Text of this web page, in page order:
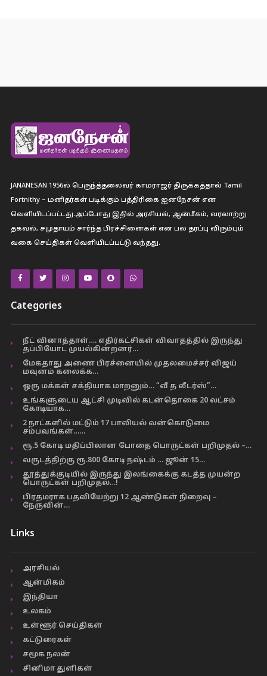
JANANESAN 1956ல் பெருந்த்தலைவர் காமராஜர் திருக்கத்தால் Tamil
Fortnithy – மனிதர்கள் படிக்கும் பத்திரிகை ஐனநேசன் என
வெளியிடப்பட்டது.அப்போது இதில் அரசியல், ஆன்மீகம், வரலாற்று
தகவல், சமுதாயம் சார்ந்த பிரச்சினைகள் என பல தரப்பு விரும்பும்
வகை செய்திகள் வெளியிடப்பட்டு வந்தது.
Categories
நீட் வினாத்தாள்…. எதிர்கட்சிகள் விவாதத்தில் இருந்து
தப்பியோட முயல்கின்றனர்…
மேகதாது அணை பிரச்னையில் முதலமைச்சர் விஜய்
மவுனம் கலைக்க…
ஒரு மக்கள் சக்தியாக மாறனும்… “வீ த லீடர்ஸ்”…
உங்களுடைய ஆட்சி முடிவில் கடன்தொகை 20 லட்சம்
கோடியாக…
2 நாட்களில் மட்டும் 17 பாலியல் வன்கொடுமை
சம்பவங்கள்……
ரூ.5 கோடி மதிப்பிலான போதை பொருட்கள் பறிமுதல் –…
வருடத்திற்கு ரூ.800 கோடி நஷ்டம் … ஜூன் 15…
தூத்துக்குடியில் இருந்து இலங்கைக்கு கடத்த முயன்ற
பொருட்கள் பறிமுதல்…!
பிரதமராக பதவியேற்று 12 ஆண்டுகள் நிறைவு –
நேருவின்…
Links
அரசியல்
ஆன்மிகம்
இந்தியா
உலகம்
உள்ளூர் செய்திகள்
கட்டுரைகள்
சமூக நலன்
சினிமா துளிகள்